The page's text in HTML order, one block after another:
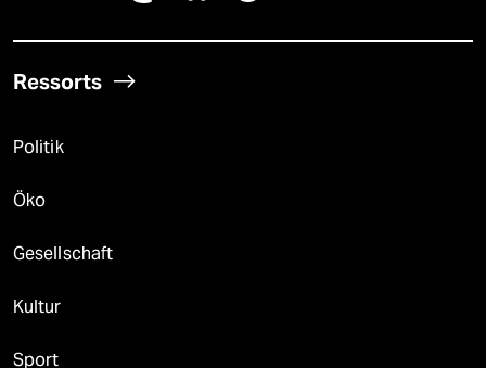
Ressorts
Politik
Öko
Gesellschaft
Kultur
Sport